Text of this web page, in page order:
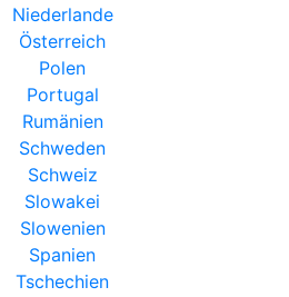
Niederlande
Österreich
Polen
Portugal
Rumänien
Schweden
Schweiz
Slowakei
Slowenien
Spanien
Tschechien